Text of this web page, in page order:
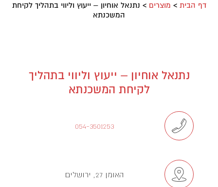
דף הבית > מוצרים > נתנאל אוחיון – ייעוץ וליווי בתהליך לקיחת
המשכנתא
נתנאל אוחיון – ייעוץ וליווי בתהליך
לקיחת המשכנתא
054-3501253
האומן 27, ירושלים